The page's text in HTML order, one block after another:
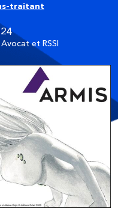
et RSSI
traitant